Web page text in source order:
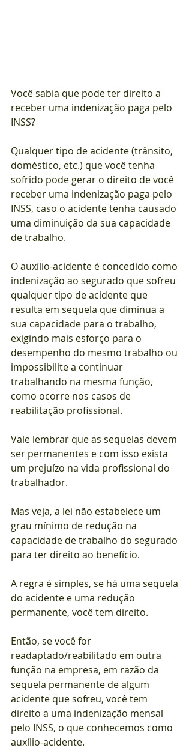
Você sabia que pode ter direito a
receber uma indenização paga pelo
INSS?
Qualquer tipo de acidente (trânsito,
doméstico, etc.) que você tenha
sofrido pode gerar o direito de você
receber uma indenização paga pelo
INSS, caso o acidente tenha causado
uma diminuição da sua capacidade
de trabalho.
O auxílio-acidente é concedido como
indenização ao segurado que sofreu
qualquer tipo de acidente que
resulta em sequela que diminua a
sua capacidade para o trabalho,
exigindo mais esforço para o
desempenho do mesmo trabalho ou
impossibilite a continuar
trabalhando na mesma função,
como ocorre nos casos de
reabilitação profissional.
Vale lembrar que as sequelas devem
ser permanentes e com isso exista
um prejuízo na vida profissional do
trabalhador.
Mas veja, a lei não estabelece um
grau mínimo de redução na
capacidade de trabalho do segurado
para ter direito ao benefício.
A regra é simples, se há uma sequela
do acidente e uma redução
permanente, você tem direito.
Então, se você for
readaptado/reabilitado em outra
função na empresa, em razão da
sequela permanente de algum
acidente que sofreu, você tem
direito a uma indenização mensal
pelo INSS, o que conhecemos como
auxílio-acidente.